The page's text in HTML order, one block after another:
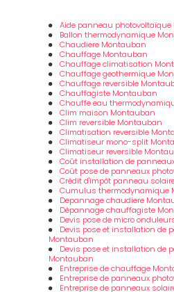
Aide panneau
Ballon thermodynamique
Chaudiere Montauban
Chauffage Montauban
Chauffage climatisation
Chauffage geothermique
Chauffage reversible
Chauffagiste Montauban
Chauffe eau
Clim maison Montauban
Clim reversible Montauban
Climatisation reversible
Climatiseur mono-split
Climatiseur reversible
Coût installation de
Coût pose de panneaux
Crédit d'impôt panneau
Cumulus thermodynamique
Depannage chaudiere
Dépannage chauffagiste
Devis pose de micro
Devis pose et installation de
Montauban
Devis pose et installation de
Montauban
Entreprise de chauffage
Entreprise de panneaux
Entreprise de panneaux